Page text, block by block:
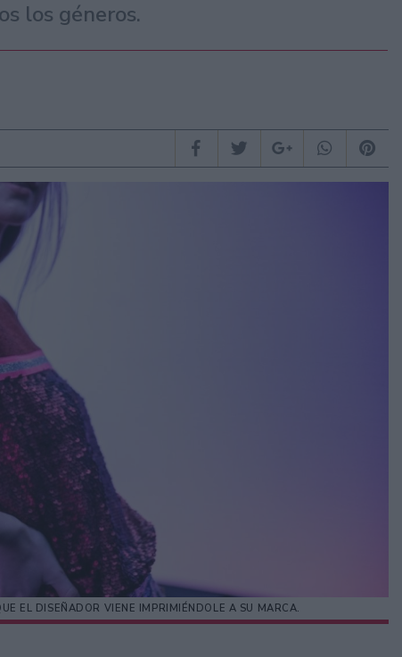
los géneros.
EL DISEÑADOR VIENE IMPRIMIÉNDOLE A SU MARCA.